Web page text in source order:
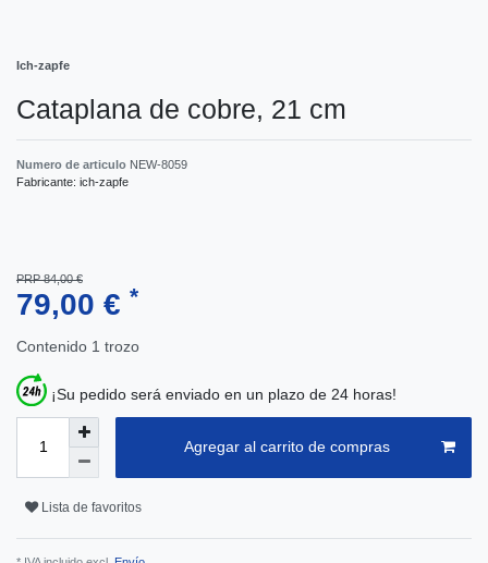
Ich-zapfe
Сataplana de cobre, 21 cm
Numero de articulo NEW-8059
Fabricante: ich-zapfe
PRP 84,00 €
79,00 € *
Contenido 1 trozo
¡Su pedido será enviado en un plazo de 24 horas!
Agregar al carrito de compras
Lista de favoritos